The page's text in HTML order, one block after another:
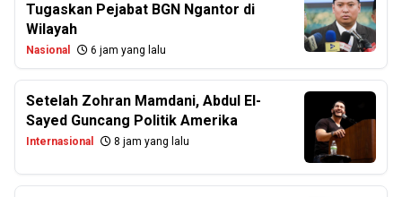
Tugaskan Pejabat BGN Ngantor di
Wilayah
Nasional 6 jam yang lalu
Setelah Zohran Mamdani, Abdul El-
Sayed Guncang Politik Amerika
Internasional 8 jam yang lalu